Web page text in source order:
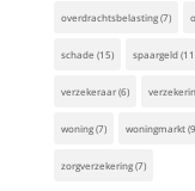
overdrachtsbelasting(7)
schade (15) spaargeld
verzekeraar(6)
woning(7) woningmarkt
zorgverzekering(7)